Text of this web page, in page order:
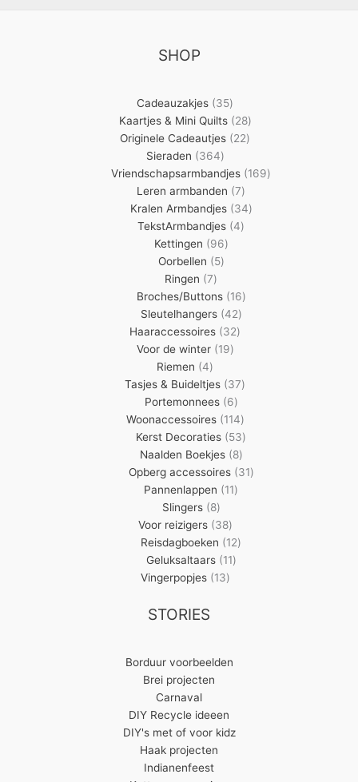
SHOP
Cadeauzakjes 3535
producten
Kaartjes & Mini Quilts 2828
producten
Originele Cadeautjes 2222
Sieraden 364364
producten
Vriendschapsarmbandjes 169169
Leren armbanden 77
producten
Kralen Armbandjes 3434
TekstArmbandjes 44
Kettingen 9696
producten
Oorbellen 55
Ringen 77
producten
Broches/Buttons 1616
producten
Sleutelhangers 4242
producten
Haaraccessoires 3232
Voor de winter 1919
Riemen 44
producten
Tasjes & Buideltjes 3737
Portemonnees 66
producten
Woonaccessoires 114114
producten
Kerst Decoraties 5353
producten
Naalden Boekjes 88
producten
Opberg accessoires 3131
Pannenlappen 1111
Slingers 88
producten
Voor reizigers 3838
producten
Reisdagboeken 1212
Geluksaltaars 1111
Vingerpopjes 1313
STORIES
Borduur voorbeelden
Brei projecten
Carnaval
DIY Recycle ideeen
DIY's met of voor kidz
Haak projecten
Indianenfeest